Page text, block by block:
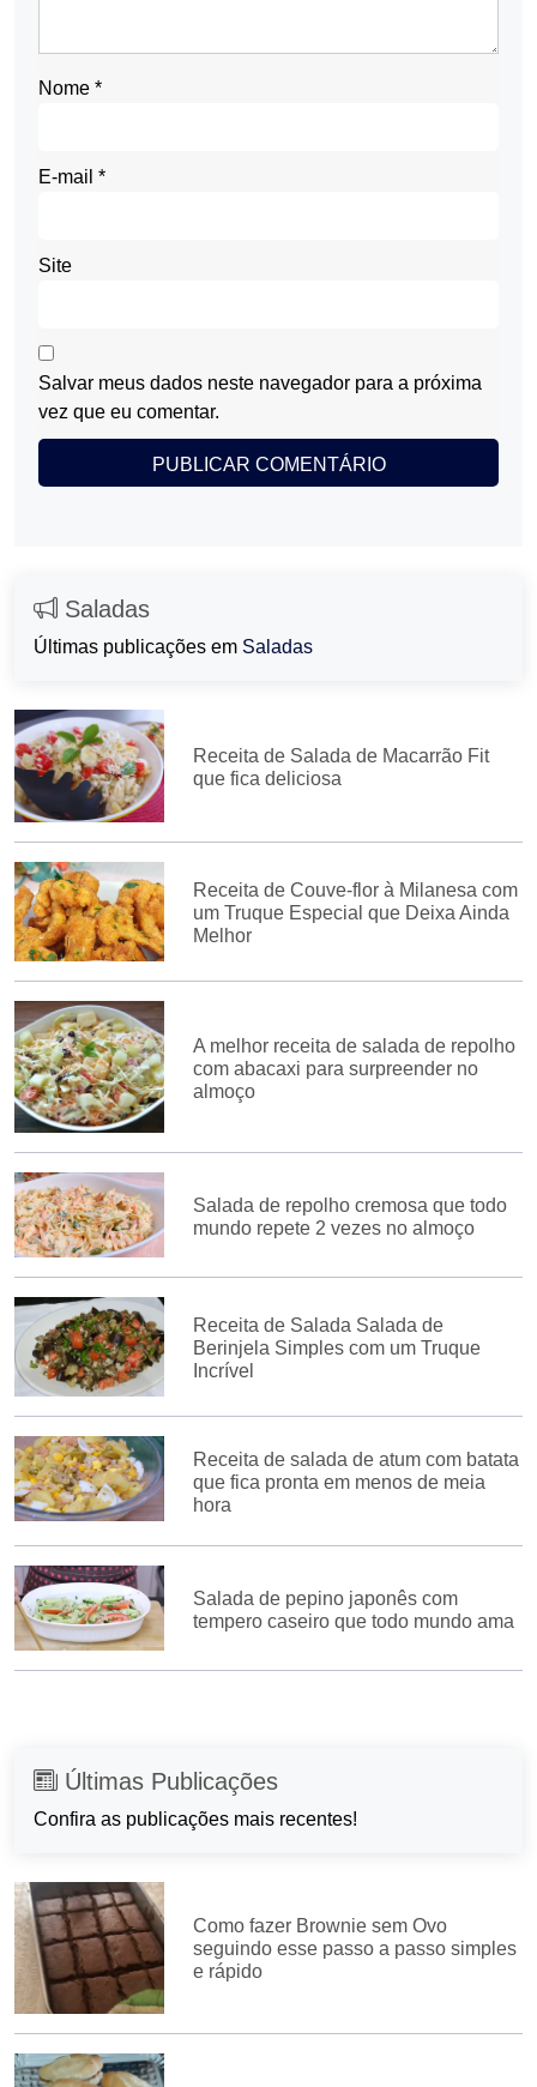
Nome *
E-mail *
Site
Salvar meus dados neste navegador para a próxima
vez que eu comentar.
Saladas
Últimas publicações em Saladas
Receita de Salada de Macarrão Fit
que fica deliciosa
Receita de Couve-flor à Milanesa com
um Truque Especial que Deixa Ainda
Melhor
A melhor receita de salada de repolho
com abacaxi para surpreender no
almoço
Salada de repolho cremosa que todo
mundo repete 2 vezes no almoço
Receita de Salada Salada de
Berinjela Simples com um Truque
Incrível
Receita de salada de atum com batata
que fica pronta em menos de meia
hora
Salada de pepino japonês com
tempero caseiro que todo mundo ama
Últimas Publicações
Confira as publicações mais recentes!
Como fazer Brownie sem Ovo
seguindo esse passo a passo simples
e rápido